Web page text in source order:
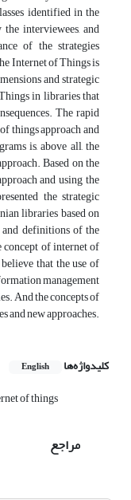
identified in the
interviewees, and
of the strategies
Internet of Things is
and strategic
in libraries that
The rapid
things approach and
is, above all, the
Based on the
and using the
the strategic
libraries based on
definitions of the
of internet of
that the use of
management
And the concepts of
and new approaches.
کلیدواژه‌ها English
of things
مراجع